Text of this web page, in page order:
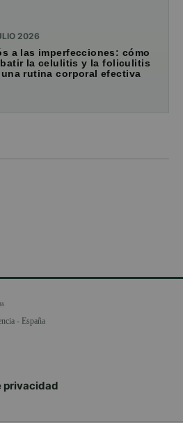
2026
a las imperfecciones: cómo
la celulitis y la foliculitis
rutina corporal efectiva
- España
privacidad